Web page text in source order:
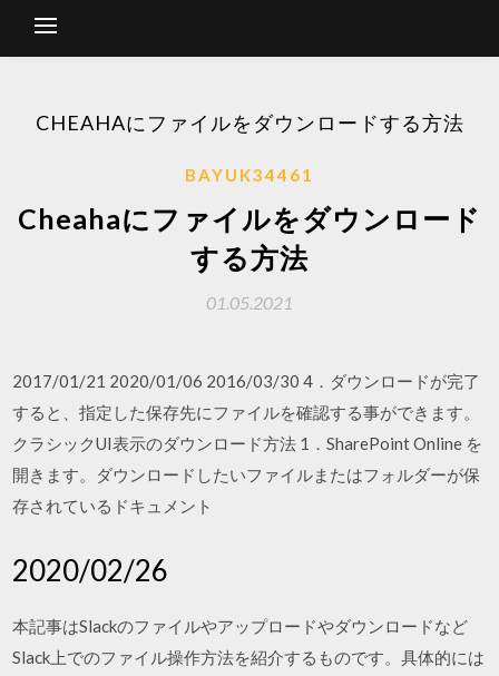
CHEAHAにファイルをダウンロードする方法
BAYUK34461
Cheahaにファイルをダウンロード
する方法
01.05.2021
2017/01/21 2020/01/06 2016/03/30 4．ダウンロードが完了
すると、指定した保存先にファイルを確認する事ができます。
クラシックUI表示のダウンロード方法 1．SharePoint Online を
開きます。ダウンロードしたいファイルまたはフォルダーが保
存されているドキュメント
2020/02/26
本記事はSlackのファイルやアップロードやダウンロードなど
Slack上でのファイル操作方法を紹介するものです。具体的には